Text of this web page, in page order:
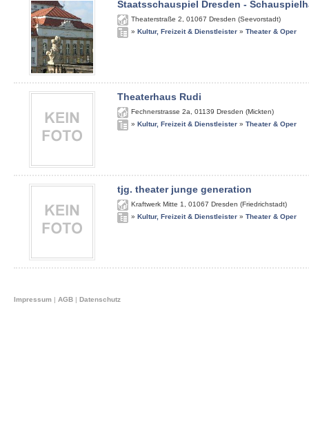
Staatsschauspiel Dresden -
Theaterstraße 2 01067 Dresden (Seevorstadt)
» Kultur, Freizeit & Dienstleister » Theater & Oper
Theaterhaus Rudi
Fechnerstrasse 2a 01139 Dresden (Mickten)
» Kultur, Freizeit & Dienstleister » Theater & Oper
tjg. theater junge generation
Kraftwerk Mitte 1 01067 Dresden (Friedrichstadt)
» Kultur, Freizeit & Dienstleister » Theater & Oper
Impressum | AGB | Datenschutz